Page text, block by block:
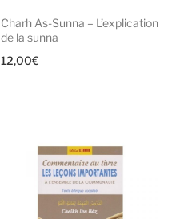
Charh As-Sunna – L’explication
de la sunna
12,00€